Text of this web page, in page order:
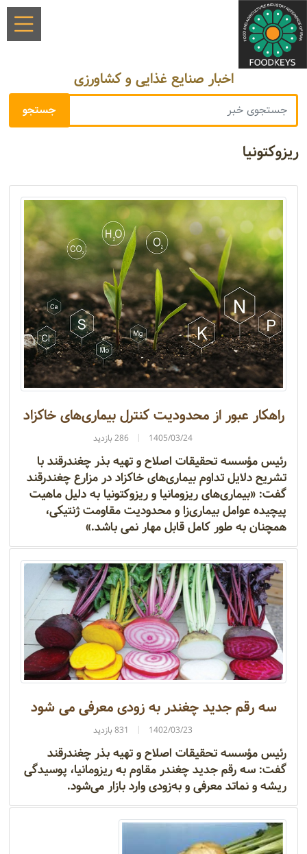
اخبار صنایع غذایی و کشاورزی
ریزوکتونیا
راهکار عبور از محدودیت کنترل بیماری‌های خاکزاد
1405/03/24 286 بازدید
رئیس مؤسسه تحقیقات اصلاح و تهیه بذر چغندرقند با
تشریح دلایل تداوم بیماری‌های خاکزاد در مزارع چغندرقند
گفت: «بیماری‌های ریزومانیا و ریزوکتونیا به دلیل ماهیت
پیچیده عوامل بیماری‌زا و محدودیت مقاومت ژنتیکی،
همچنان به طور کامل قابل مهار نمی باشد.»
سه رقم جدید چغندر به زودی معرفی می شود
1402/03/23 831 بازدید
رئیس مؤسسه تحقیقات اصلاح و تهیه بذر چغندرقند
گفت: سه رقم جدید چغندر مقاوم به ریزومانیا، پوسیدگی
ریشه و نماتد معرفی و به‌زودی وارد بازار می‌شود.